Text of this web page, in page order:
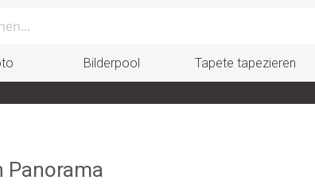
Bilderpool Tapete tapezieren
Panorama